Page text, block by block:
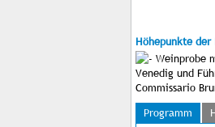
Höhepunkte der
Weinprobe
Venedig und
Commissario
Programm